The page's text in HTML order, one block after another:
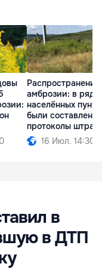
Распространение
амброзии: в ряде
населённых
были составлены
протоколы
16 Июл. 14:30
в
в ДТП